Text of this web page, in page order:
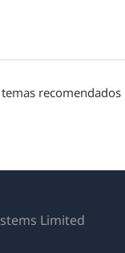
recomendados
Limited